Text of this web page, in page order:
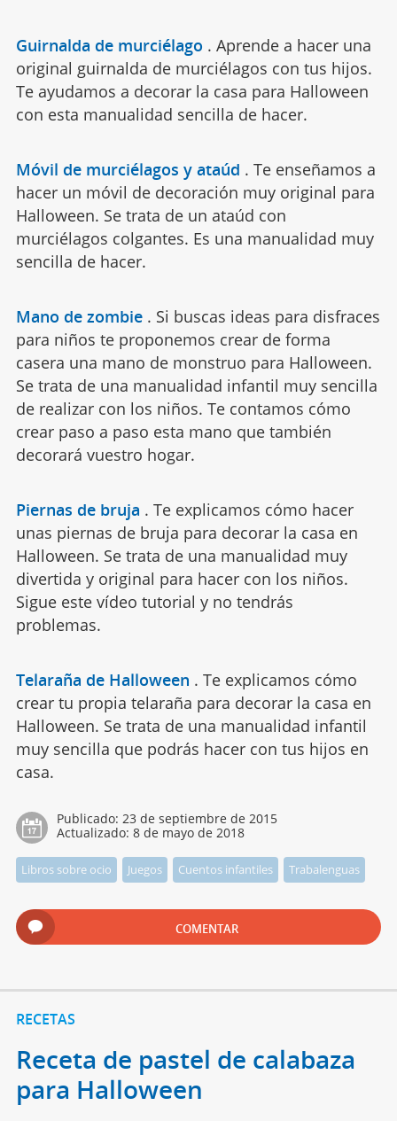
Guirnalda de murciélago . Aprende a hacer una
original guirnalda de murciélagos con tus hijos.
Te ayudamos a decorar la casa para Halloween
con esta manualidad sencilla de hacer.
Móvil de murciélagos y ataúd . Te enseñamos a
hacer un móvil de decoración muy original para
Halloween. Se trata de un ataúd con
murciélagos colgantes. Es una manualidad muy
sencilla de hacer.
Mano de zombie . Si buscas ideas para disfraces
para niños te proponemos crear de forma
casera una mano de monstruo para Halloween.
Se trata de una manualidad infantil muy sencilla
de realizar con los niños. Te contamos cómo
crear paso a paso esta mano que también
decorará vuestro hogar.
Piernas de bruja . Te explicamos cómo hacer
unas piernas de bruja para decorar la casa en
Halloween. Se trata de una manualidad muy
divertida y original para hacer con los niños.
Sigue este vídeo tutorial y no tendrás
problemas.
Telaraña de Halloween . Te explicamos cómo
crear tu propia telaraña para decorar la casa en
Halloween. Se trata de una manualidad infantil
muy sencilla que podrás hacer con tus hijos en
casa.
Publicado: 23 de septiembre de 2015
Actualizado: 8 de mayo de 2018
Libros sobre ocio Juegos Cuentos infantiles Trabalenguas
COMENTAR
RECETAS
Receta de pastel de calabaza
para Halloween